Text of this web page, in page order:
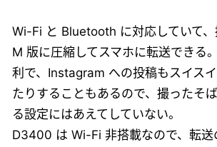
Wi-Fi と Bluetooth に対応していて
M 版に圧縮してスマホに転送できる
利で、Instagram への投稿もスイス
たりすることもあるので、撮ったそ
る設定にはあえてしていない。
D3400 は Wi-Fi 非搭載なので、転送